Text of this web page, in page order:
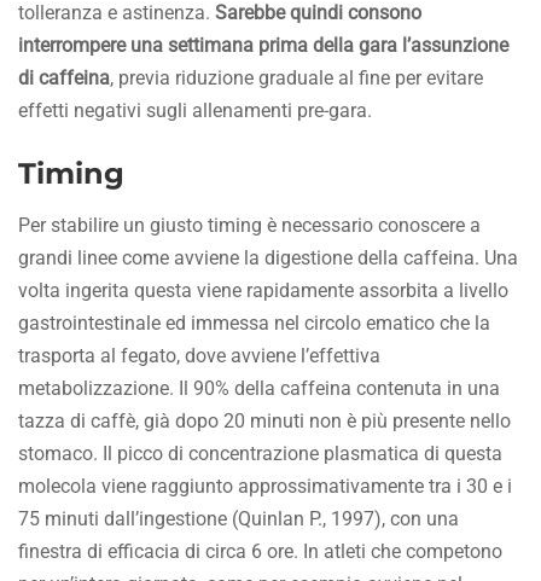
tolleranza e astinenza. Sarebbe quindi consono
interrompere una settimana prima della gara l’assunzione
di caffeina, previa riduzione graduale al fine per evitare
effetti negativi sugli allenamenti pre-gara.
Timing
Per stabilire un giusto timing è necessario conoscere a
grandi linee come avviene la digestione della caffeina. Una
volta ingerita questa viene rapidamente assorbita a livello
gastrointestinale ed immessa nel circolo ematico che la
trasporta al fegato, dove avviene l’effettiva
metabolizzazione. Il 90% della caffeina contenuta in una
tazza di caffè, già dopo 20 minuti non è più presente nello
stomaco. Il picco di concentrazione plasmatica di questa
molecola viene raggiunto approssimativamente tra i 30 e i
75 minuti dall’ingestione (Quinlan P., 1997), con una
finestra di efficacia di circa 6 ore. In atleti che competono